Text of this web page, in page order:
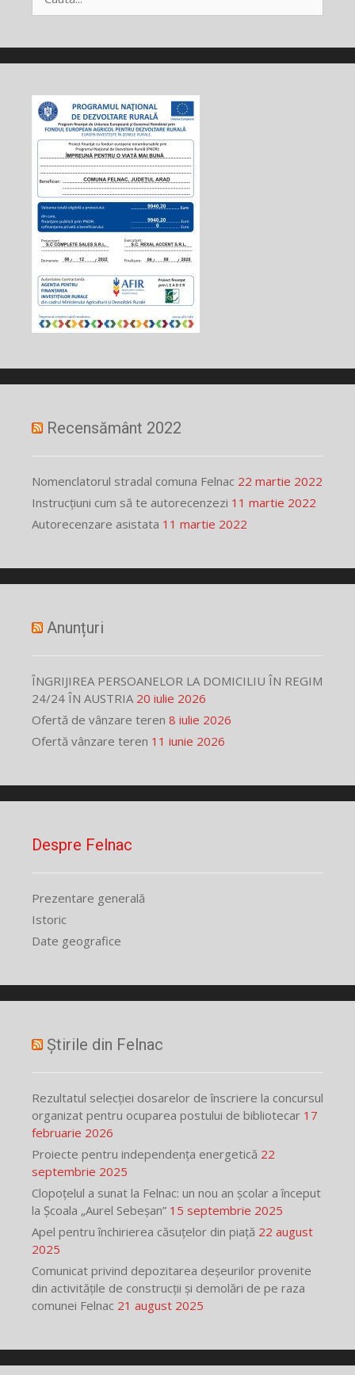
după:
Recensământ 2022
Nomenclatorul stradal comuna Felnac 22 martie 2022
Instrucțiuni cum să te autorecenzezi 11 martie 2022
Autorecenzare asistata 11 martie 2022
Anunțuri
ÎNGRIJIREA PERSOANELOR LA DOMICILIU ÎN REGIM
24/24 ÎN AUSTRIA 20 iulie 2026
Ofertă de vânzare teren 8 iulie 2026
Ofertă vânzare teren 11 iunie 2026
Despre Felnac
Prezentare generală
Istoric
Date geografice
Știrile din Felnac
Rezultatul selecției dosarelor de înscriere la concursul
organizat pentru ocuparea postului de bibliotecar 17
februarie 2026
Proiecte pentru independența energetică 22
septembrie 2025
Clopoțelul a sunat la Felnac: un nou an școlar a început
la Școala „Aurel Sebeșan” 15 septembrie 2025
Apel pentru închirierea căsuțelor din piață 22 august
2025
Comunicat privind depozitarea deșeurilor provenite
din activitățile de construcții și demolări de pe raza
comunei Felnac 21 august 2025